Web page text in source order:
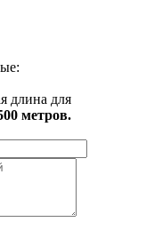
длина для
метров.